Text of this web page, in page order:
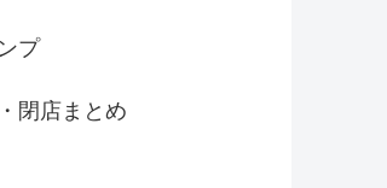
プ
閉店まとめ